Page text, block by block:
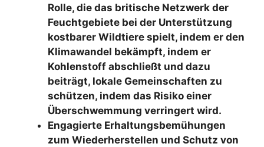
Rolle, die das britische Netzwerk der
Feuchtgebiete bei der Unterstützung
kostbarer Wildtiere spielt, indem er den
Klimawandel bekämpft, indem er
Kohlenstoff abschließt und dazu
beiträgt, lokale Gemeinschaften zu
schützen, indem das Risiko einer
Überschwemmung verringert wird.
Engagierte Erhaltungsbemühungen
zum Wiederherstellen und Schutz von